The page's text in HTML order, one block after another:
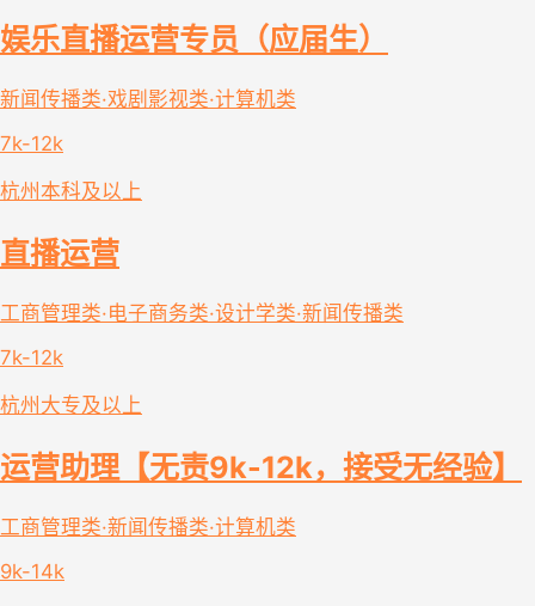
娱乐直播运营专员（应届生）
新闻传播类·戏剧影视类·计算机类
7k-12k
杭州 本科及以上
直播运营
工商管理类·电子商务类·设计学类·新闻传播类
7k-12k
杭州 大专及以上
运营助理【无责9k-12k，接受无经验】
工商管理类·新闻传播类·计算机类
9k-14k